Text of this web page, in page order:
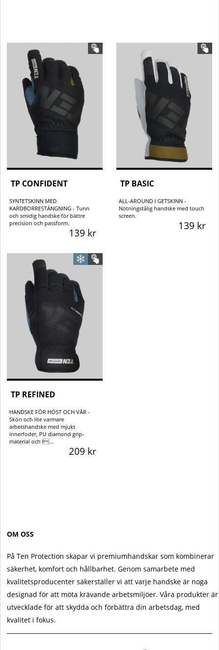
TP CONFIDENT
SYNTETSKINN MED
KARDBORRESTÄNGNING - Tunn
och smidig handske för bättre
precision och passform.
139 kr
TP BASIC
ALL-AROUND I GETSKINN -
Nötningstålig handske med touch
screen.
139 kr
TP REFINED
HANDSKE FÖR HÖST OCH VÅR -
Skön och lite varmare
arbetshandske med mjukt
innerfoder, PU diamond grip-
material och l...
209 kr
OM OSS
På Ten Protection skapar vi premiumhandskar som kombinerar
säkerhet, komfort och hållbarhet. Genom samarbete med
kvalitetsproducenter säkerställer vi att varje handske är noga
designad för att möta krävande arbetsmiljöer. Våra produkter är
utvecklade för att skydda och förbättra din arbetsdag, med
kvalitet i fokus.